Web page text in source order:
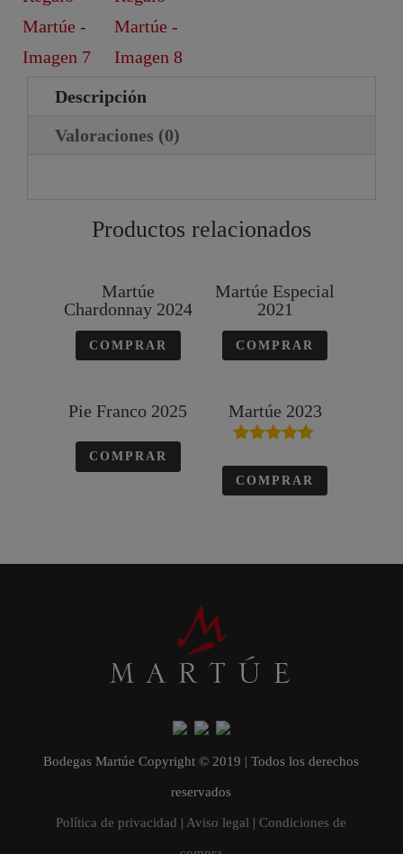
Descripción
Valoraciones (0)
Productos relacionados
Martúe
Chardonnay 2024
COMPRAR
Martúe Especial
2021
COMPRAR
Pie Franco 2025
COMPRAR
Martúe 2023
5.00
de 5
COMPRAR
Bodegas Martúe Copyright © 2019 | Todos los derechos
reservados
Política de privacidad | Aviso legal |Condiciones de